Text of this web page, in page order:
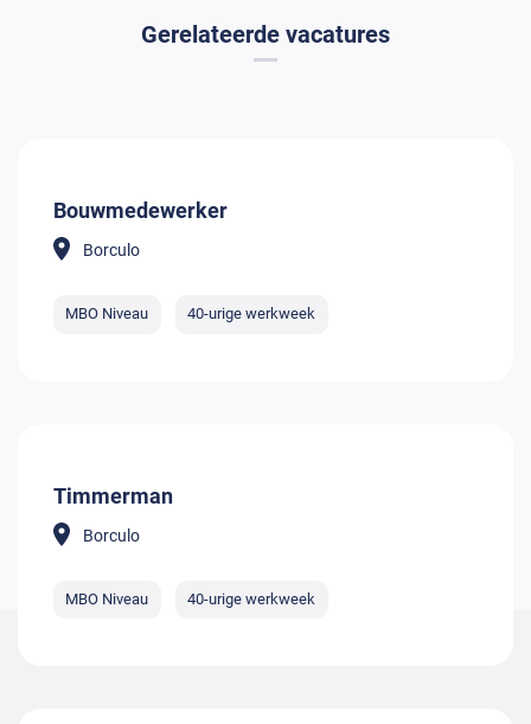
Gerelateerde vacatures
Bouwmedewerker
Borculo
MBO Niveau 40-urige werkweek
Timmerman
Borculo
MBO Niveau 40-urige werkweek